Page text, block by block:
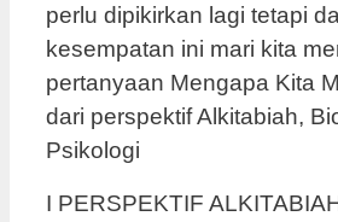
perlu dipikirkan lagi tetapi
kesempatan ini mari kita
pertanyaan Mengapa Kita
dari perspektif Alkitabiah,
Psikologi
I PERSPEKTIF